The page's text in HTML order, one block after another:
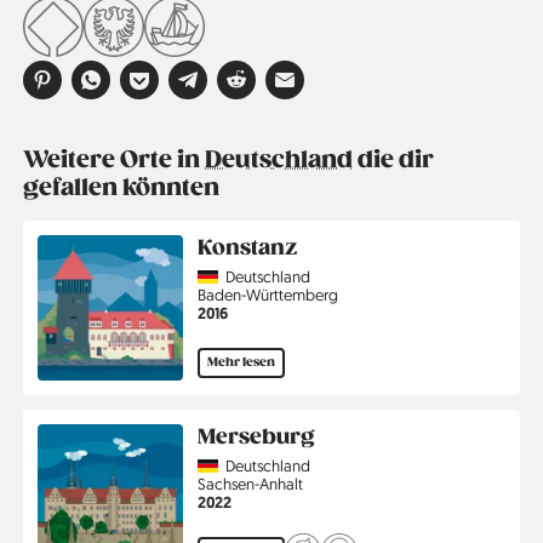
Weitere Orte inDeutschlanddie dir
gefallen könnten
Konstanz
CountryDeutschland
Region
Baden-Württemberg
Jahr
2016
Mehr lesen
Merseburg
CountryDeutschland
Region
Sachsen-Anhalt
Jahr
2022